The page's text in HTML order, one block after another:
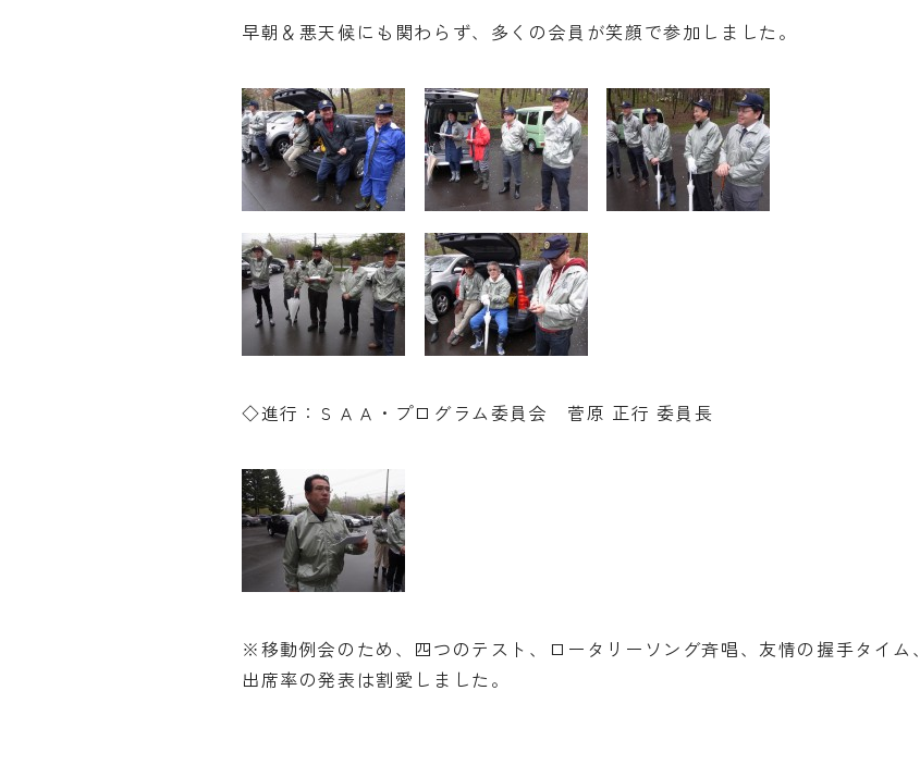
早朝＆悪天候にも関わらず、多くの会員が笑顔で参加しました。
◇進行：ＳＡＡ・プログラム委員会 菅原 正行 委員長
※移動例会のため、四つのテスト、ロータリーソング斉唱、友情の握手タイム、
出席率の発表は割愛しました。